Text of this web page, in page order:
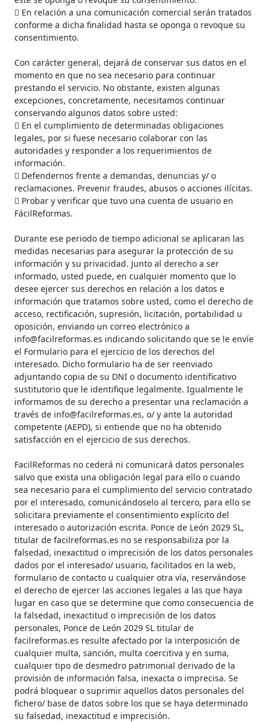
 En relación a una comunicación comercial serán tratados
conforme a dicha finalidad hasta se oponga o revoque su
consentimiento.
Con carácter general, dejará de conservar sus datos en el
momento en que no sea necesario para continuar
prestando el servicio. No obstante, existen algunas
excepciones, concretamente, necesitamos continuar
conservando algunos datos sobre usted:
 En el cumplimiento de determinadas obligaciones
legales, por si fuese necesario colaborar con las
autoridades y responder a los requerimientos de
información.
 Defendernos frente a demandas, denuncias y/ o
reclamaciones. Prevenir fraudes, abusos o acciones ilícitas.
 Probar y verificar que tuvo una cuenta de usuario en
FácilReformas.
Durante ese periodo de tiempo adicional se aplicaran las
medidas necesarias para asegurar la protección de su
información y su privacidad. Junto al derecho a ser
informado, usted puede, en cualquier momento que lo
desee ejercer sus derechos en relación a los datos e
información que tratamos sobre usted, como el derecho de
acceso, rectificación, supresión, licitación, portabilidad u
oposición, enviando un correo electrónico a
info@facilreformas.es indicando solicitando que se le envíe
el Formulario para el ejercicio de los derechos del
interesado. Dicho formulario ha de ser reenviado
adjuntando copia de su DNI o documento identificativo
sustitutorio que le identifique legalmente. Igualmente le
informamos de su derecho a presentar una reclamación a
través de info@facilreformas.es, o/ y ante la autoridad
competente (AEPD), si entiende que no ha obtenido
satisfacción en el ejercicio de sus derechos.
FacilReformas no cederá ni comunicará datos personales
salvo que exista una obligación legal para ello o cuando
sea necesario para el cumplimiento del servicio contratado
por el interesado, comunicándoselo al tercero, para ello se
solicitara previamente el consentimiento explícito del
interesado o autorización escrita. Ponce de León 2029 SL,
titular de facilreformas.es no se responsabiliza por la
falsedad, inexactitud o imprecisión de los datos personales
dados por el interesado/ usuario, facilitados en la web,
formulario de contacto u cualquier otra vía, reservándose
el derecho de ejercer las acciones legales a las que haya
lugar en caso que se determine que como consecuencia de
la falsedad, inexactitud o imprecisión de los datos
personales, Ponce de León 2029 SL titular de
facilreformas.es resulte afectado por la interposición de
cualquier multa, sanción, multa coercitiva y en suma,
cualquier tipo de desmedro patrimonial derivado de la
provisión de información falsa, inexacta o imprecisa. Se
podrá bloquear o suprimir aquellos datos personales del
fichero/ base de datos sobre los que se haya determinado
su falsedad, inexactitud e imprecisión.